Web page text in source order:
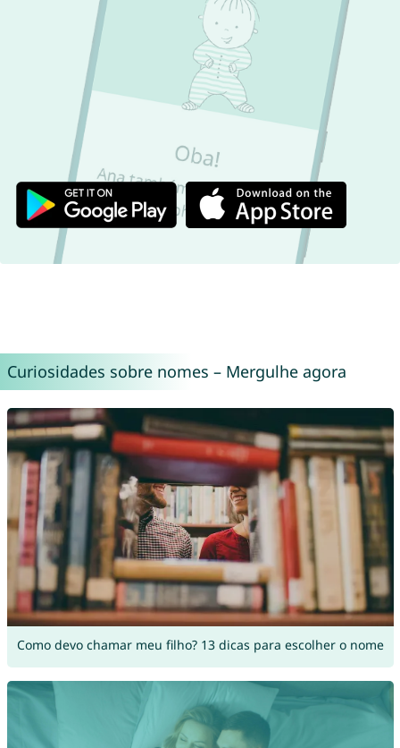
Curiosidades sobre nomes – Mergulhe agora
Como devo chamar meu filho? 13 dicas para escolher o nome